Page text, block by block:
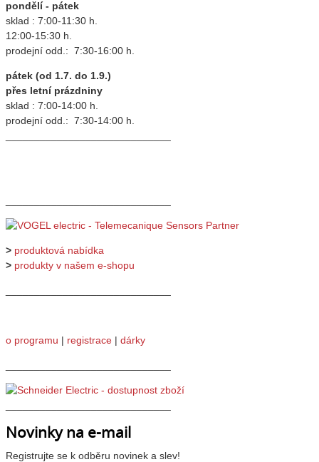
pondělí - pátek
sklad : 7:00-11:30 h.
12:00-15:30 h.
prodejní odd.: 7:30-16:00 h.
pátek (od 1.7. do 1.9.)
přes letní prázdniny
sklad : 7:00-14:00 h.
prodejní odd.: 7:30-14:00 h.
> produktová nabídka
> produkty v našem e-shopu
o programu | registrace | dárky
Novinky na e-mail
Registrujte se k odběru novinek a slev!